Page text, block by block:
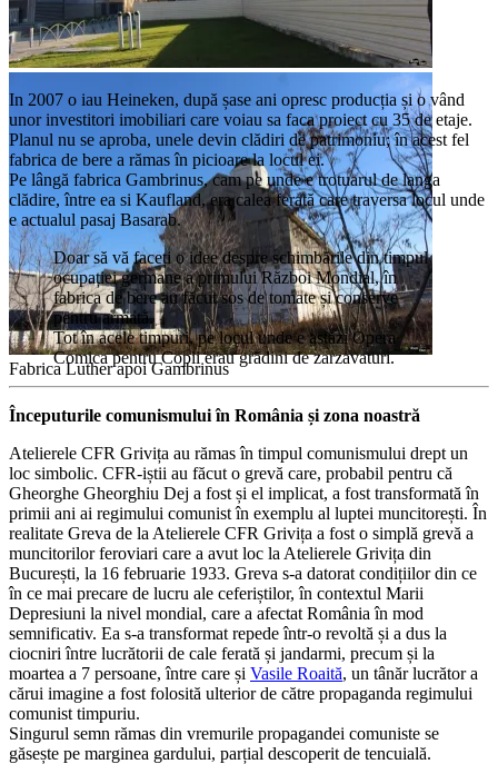
Fabrica Luther apoi Gambrinus
In 2007 o iau Heineken, după șase ani opresc producția și o vând
unor investitori imobiliari care voiau sa faca proiect cu 35 de etaje.
Planul nu se aproba, unele devin clădiri de patrimoniu; în acest fel
fabrica de bere a rămas în picioare la locul ei.
Pe lângă fabrica Gambrinus, cam pe unde e trotuarul de langa
clădire, între ea si Kaufland, era calea ferată care traversa locul unde
e actualul pasaj Basarab.
Doar să vă faceți o idee despre schimbările din timpul
ocupației germane a primului Război Mondial, în
fabrica de bere au făcut sos de tomate și conserve
pentru armată.
Tot în acele timpuri, pe locul unde e astăzi Opera
Comica pentru Copii erau grădini de zarzavaturi.
Începuturile comunismului în România și zona noastră
Atelierele CFR Grivița au rămas în timpul comunismului drept un
loc simbolic. CFR-iștii au făcut o grevă care, probabil pentru că
Gheorghe Gheorghiu Dej a fost și el implicat, a fost transformată în
primii ani ai regimului comunist în exemplu al luptei muncitorești. În
realitate Greva de la Atelierele CFR Grivița a fost o simplă grevă a
muncitorilor feroviari care a avut loc la Atelierele Grivița din
București, la 16 februarie 1933. Greva s-a datorat condițiilor din ce
în ce mai precare de lucru ale ceferiștilor, în contextul Marii
Depresiuni la nivel mondial, care a afectat România în mod
semnificativ. Ea s-a transformat repede într-o revoltă și a dus la
ciocniri între lucrătorii de cale ferată și jandarmi, precum și la
moartea a 7 persoane, între care și Vasile Roaită, un tânăr lucrător a
cărui imagine a fost folosită ulterior de către propaganda regimului
comunist timpuriu.
Singurul semn rămas din vremurile propagandei comuniste se
găsește pe marginea gardului, parțial descoperit de tencuială.